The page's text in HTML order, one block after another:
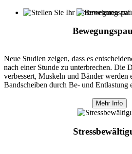
Neue Studien zeigen, dass es
nach einer Stunde zu unterbrechen. Die
verbessert, Muskeln und Bänder werden
Bandscheiben durch Be- und Entlastung
Mehr Info